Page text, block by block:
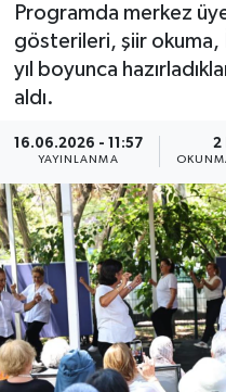
Programda merkez
gösterileri, şiir okuma,
yıl boyunca
aldı.
16.06.2026 - 11:57
YAYINLANMA
2